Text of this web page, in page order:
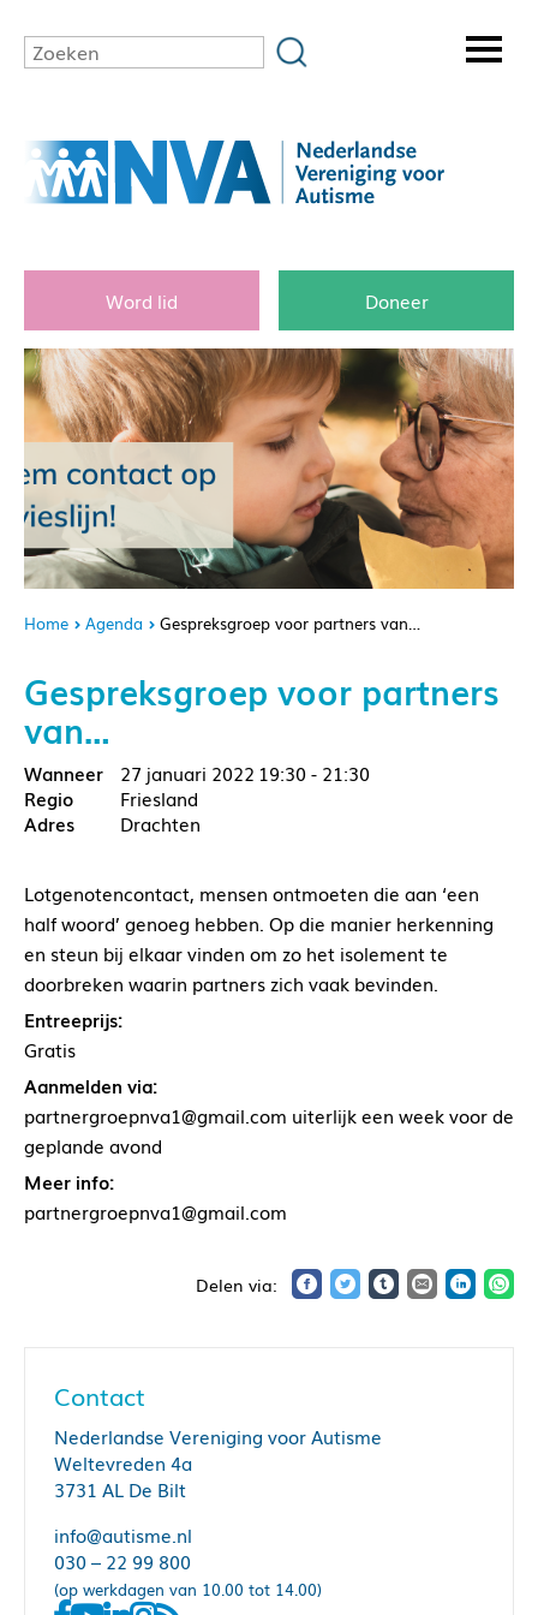
Word lid Doneer
Home Agenda Gespreksgroep voor partners van…
Gespreksgroep voor partners
van…
27 januari 2022 19:30 - 21:30
Friesland
Drachten
Lotgenotencontact, mensen ontmoeten die aan ‘een
half woord’ genoeg hebben. Op die manier herkenning
en steun bij elkaar vinden om zo het isolement te
doorbreken waarin partners zich vaak bevinden.
Entreeprijs:
Gratis
Aanmelden via:
partnergroepnva1@gmail.com uiterlijk een week voor de
geplande avond
Meer info:
partnergroepnva1@gmail.com
Contact
Nederlandse Vereniging voor Autisme
Weltevreden 4a
3731 AL De Bilt
info@autisme.nl
030 – 22 99 800
(op werkdagen van 10.00 tot 14.00)